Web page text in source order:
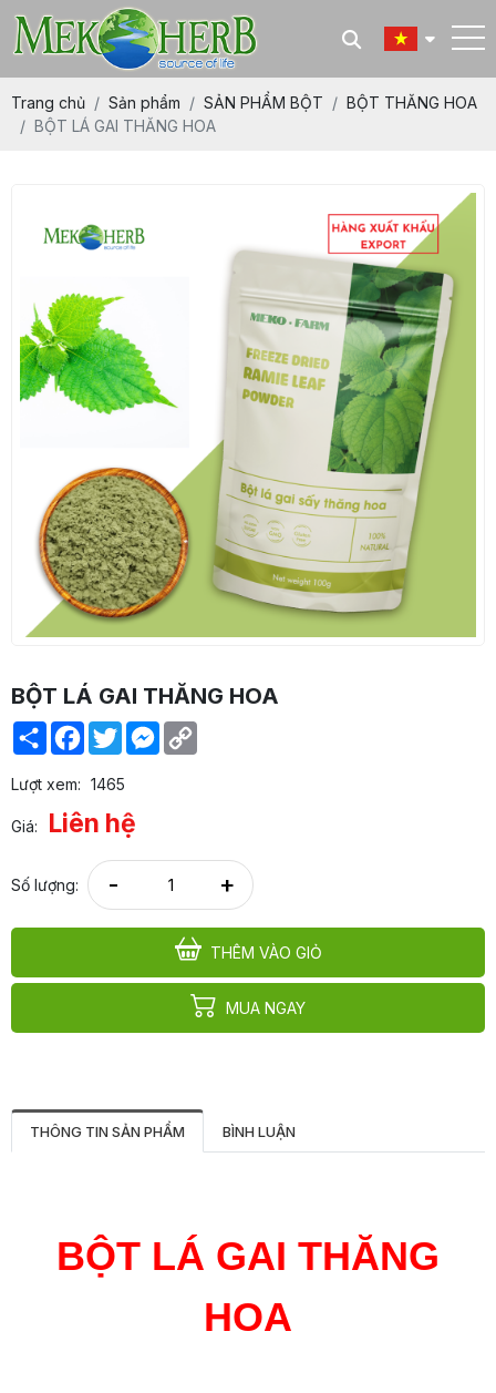
Trang chủ Sản phẩm SẢN PHẨM BỘT
BỘT THĂNG HOA
BỘT LÁ GAI THĂNG HOA
BỘT LÁ GAI THĂNG HOA
ShareFacebook
TwitterMessenger
Lượt xem: 1465
Giá: Liên hệ
Số lượng: - +
THÊM VÀO GIỎ
MUA NGAY
THÔNG TIN SẢN PHẨM BÌNH LUẬN
BỘT LÁ GAI THĂNG
HOA